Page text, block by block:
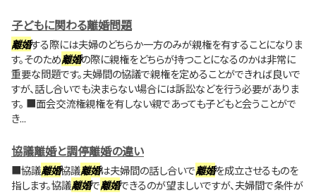
子どもに関わる離婚問題
離婚する際には夫婦のどちらか一方のみが親権を有することになりま
す。そのため離婚の際に親権をどちらが持つことになるのかは非常に
重要な問題です。夫婦間の協議で親権を定めることができれば良いで
すが、話し合いでも決まらない場合には訴訟などを行う必要がありま
す。 ■面会交流権親権を有しない親であっても子どもと会うことがで
き...
協議離婚と調停離婚の違い
■協議離婚協議離婚は夫婦間の話し合いで離婚を成立させるものを
指します。協議離婚で離婚できるのが望ましいですが、夫婦間で条件が